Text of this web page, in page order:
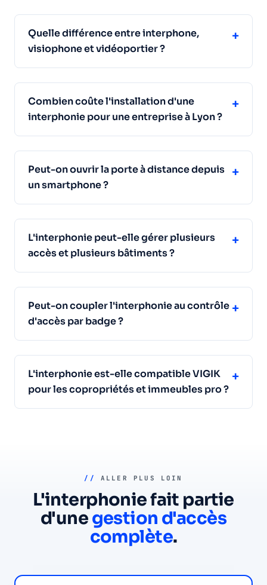
Quelle différence entre interphone,
visiophone et vidéoportier ?
+
Combien coûte l'installation d'une
interphonie pour une entreprise à Lyon ?
+
Peut-on ouvrir la porte à distance depuis
un smartphone ?
+
L'interphonie peut-elle gérer plusieurs
accès et plusieurs bâtiments ?
+
Peut-on coupler l'interphonie au contrôle
d'accès par badge ?
+
L'interphonie est-elle compatible VIGIK
pour les copropriétés et immeubles pro ?
+
// ALLER PLUS LOIN
L'interphonie fait partie
d'unegestion d'accès
complète.